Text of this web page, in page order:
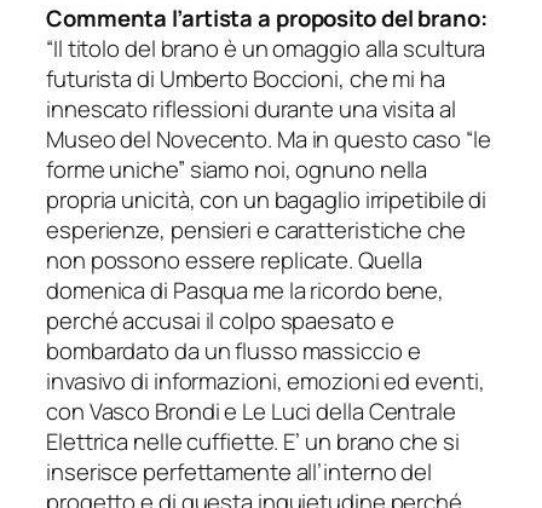
Commenta l’artista a proposito del brano:
“Il titolo del brano è un omaggio alla scultura
futurista di Umberto Boccioni, che mi ha
innescato riflessioni durante una visita al
Museo del Novecento. Ma in questo caso “le
forme uniche” siamo noi, ognuno nella
propria unicità, con un bagaglio irripetibile di
esperienze, pensieri e caratteristiche che
non possono essere replicate.Quella
domenica di Pasqua me la ricordo bene,
perché accusai il colpo spaesato e
bombardato da un flusso massiccio e
invasivo di informazioni, emozioni ed eventi,
con Vasco Brondi e Le Luci della Centrale
Elettrica nelle cuffiette. E’ un brano che si
inserisce perfettamente all’interno del